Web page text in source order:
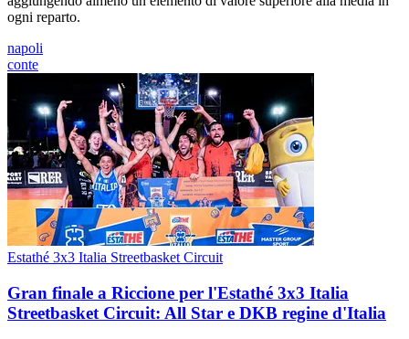
ogni reparto.
napoli
conte
Estathé 3x3 Italia Streetbasket Circuit
Gran finale a Riccione per l'Estathé 3x3 Italia
Streetbasket Circuit: All Star e DKB regine d'Italia